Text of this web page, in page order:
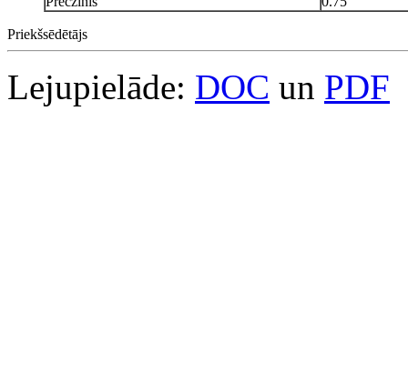
Priekšsēdētājs
Lejupielāde: DOC un PDF